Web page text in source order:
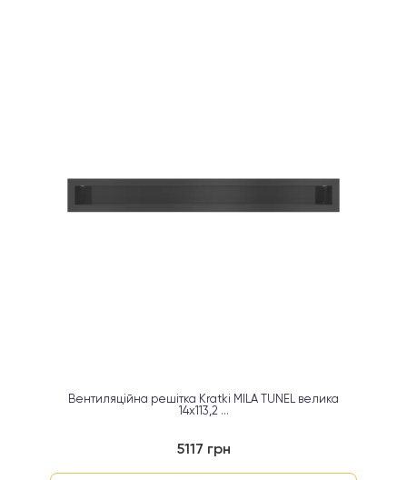
Вентиляційна решітка Kratki MILA TUNEL велика
14x113,2 ...
5117 грн